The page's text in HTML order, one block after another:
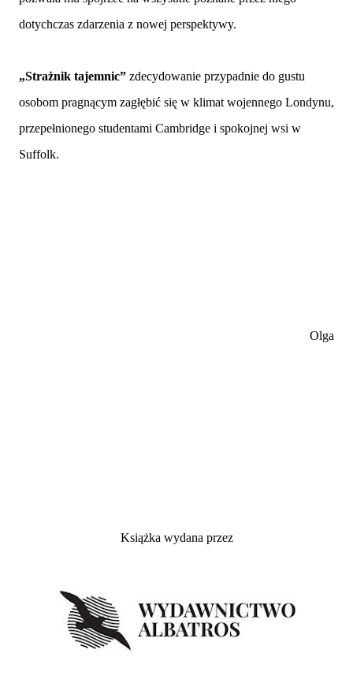
dotychczas zdarzenia z nowej perspektywy.
„Strażnik tajemnic” zdecydowanie przypadnie do gustu
osobom pragnącym zagłębić się w klimat wojennego Londynu,
przepełnionego studentami Cambridge i spokojnej wsi w
Suffolk.
Olga
Książka wydana przez